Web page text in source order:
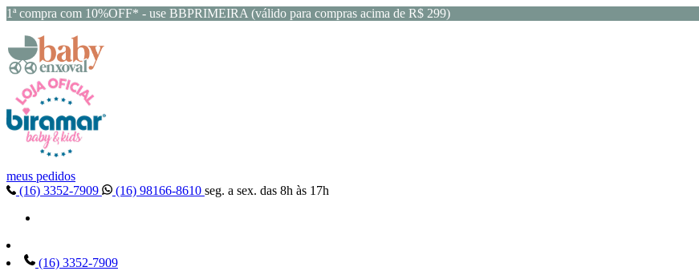
1ª compra com 10%OFF* - use BBPRIMEIRA (válido para compras acima de R$ 299)
meus pedidos
(16) 3352-7909
(16) 98166-8610 seg. a sex. das 8h às 17h
(16) 3352-7909